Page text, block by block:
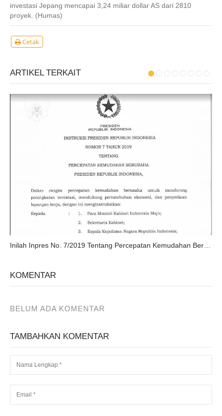
investasi Jepang mencapai 3,24 miliar dollar AS dari 2810
proyek. (Humas)
Cetak
ARTIKEL TERKAIT
KOMENTAR
BELUM ADA KOMENTAR
TAMBAHKAN KOMENTAR